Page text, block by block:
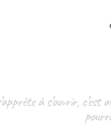
à s’ouvrir,